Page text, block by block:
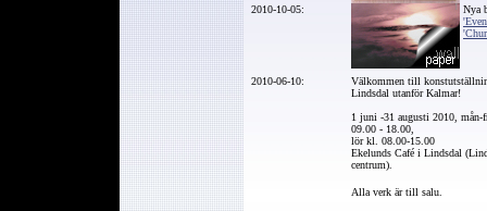
2010-10-05:
Nya
2010-06-10:
Välkommen till
Lindsdal utanför Kalmar!
1 juni -31 augusti 2010, mån-
09.00 - 18.00,
lör kl. 08.00-15.00
Ekelunds Café i Lindsdal
centrum).
Alla verk är till salu.